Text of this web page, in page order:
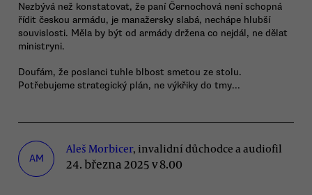
Nezbývá než konstatovat, že paní Černochová není schopná
řídit českou armádu, je manažersky slabá, nechápe hlubší
souvislosti. Měla by být od armády držena co nejdál, ne dělat
ministryni.
Doufám, že poslanci tuhle blbost smetou ze stolu.
Potřebujeme strategický plán, ne výkřiky do tmy...
AM
Aleš Morbicer, invalidní důchodce a audiofil
24. března 2025 v 8.00